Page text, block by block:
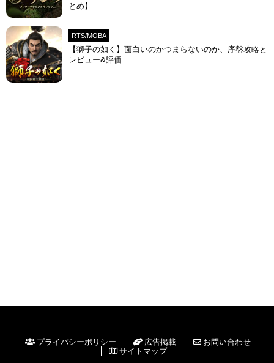
とめ】
RTS/MOBA
【獅子の如く】面白いのかつまらないのか、序盤攻略と
レビュー&評価
プライバシーポリシー 広告掲載
お問い合わせ
サイトマップ